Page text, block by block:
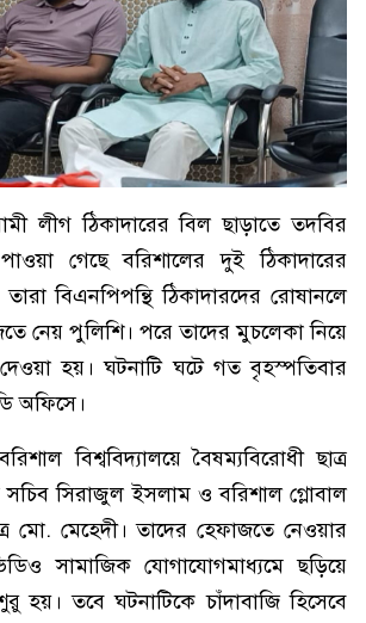
লীগ ঠিকাদারের বিল ছাড়াতে তদবির
গেছে বরিশালের দুই ঠিকাদারের
বিএনপিপন্থি ঠিকাদারদের রোষানলে
নেয় পুলিশি। পরে তাদের মুচলেকা নিয়ে
হয়। ঘটনাটি ঘটে গত বৃহস্পতিবার
অফিসে।
বিশ্ববিদ্যালয়ে বৈষম্যবিরোধী ছাত্র
সিরাজুল ইসলাম ও বরিশাল গ্লোবাল
মো. মেহেদী। তাদের হেফাজতে নেওয়ার
সামাজিক যোগাযোগমাধ্যমে ছড়িয়ে
তবে ঘটনাটিকে চাঁদাবাজি হিসেবে